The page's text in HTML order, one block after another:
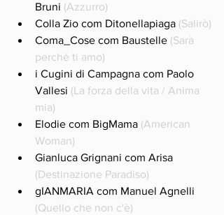
Bruni (Azzurro)
Colla Zio com Ditonellapiaga (Salirò)
Coma_Cose com Baustelle (Sarà
perché ti amo)
i Cugini di Campagna com Paolo
Vallesi (La forza della vita / Anima
mia)
Elodie com BigMama (American
Woman)
Gianluca Grignani com Arisa
(Destinazione Paradiso)
gIANMARIA com Manuel Agnelli
(Quello che non c'è)